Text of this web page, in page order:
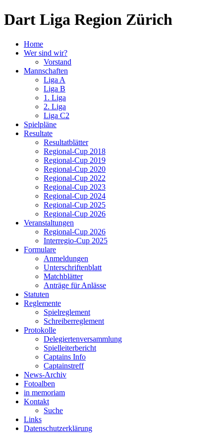
Dart Liga Region Zürich
Home
Wer sind wir?
Vorstand
Mannschaften
Liga A
Liga B
1. Liga
2. Liga
Liga C2
Spielpläne
Resultate
Resultatblätter
Regional-Cup 2018
Regional-Cup 2019
Regional-Cup 2020
Regional-Cup 2022
Regional-Cup 2023
Regional-Cup 2024
Regional-Cup 2025
Regional-Cup 2026
Veranstaltungen
Regional-Cup 2026
Interregio-Cup 2025
Formulare
Anmeldungen
Unterschriftenblatt
Matchblätter
Anträge für Anlässe
Statuten
Reglemente
Spielreglement
Schreiberreglement
Protokolle
Delegiertenversammlung
Spielleiterbericht
Captains Info
Captainstreff
News-Archiv
Fotoalben
in memoriam
Kontakt
Suche
Links
Datenschutzerklärung